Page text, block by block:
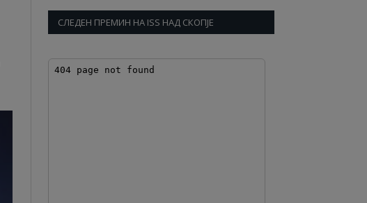
СЛЕДЕН ПРЕМИН НА ISS НАД СКОПЈЕ